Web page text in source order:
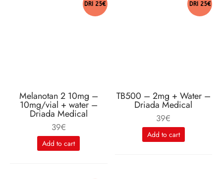
DRI 25€
Melanotan 2 10mg –
10mg/vial + water –
Driada Medical
39€
Add to cart
DRI 25€
TB500 – 2mg + Water –
Driada Medical
39€
Add to cart